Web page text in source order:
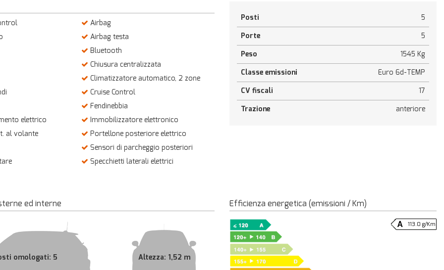
elettrico
al volante
Airbag
Airbag testa
Bluetooth
Chiusura centralizzata
Climatizzatore automatico, 2 zone
Cruise Control
Fendinebbia
Immobilizzatore elettronico
Portellone posteriore elettrico
Sensori di parcheggio posteriori
Specchietti laterali elettrici
Posti
5
Porte
5
Peso
1545 Kg
Classe emissioni
Euro 6d-TEMP
CV fiscali
17
Trazione
anteriore
ed interne
omologati: 5 Altezza: 1,52 m
Efficienza energetica (emissioni / Km)
113.0 g/Km